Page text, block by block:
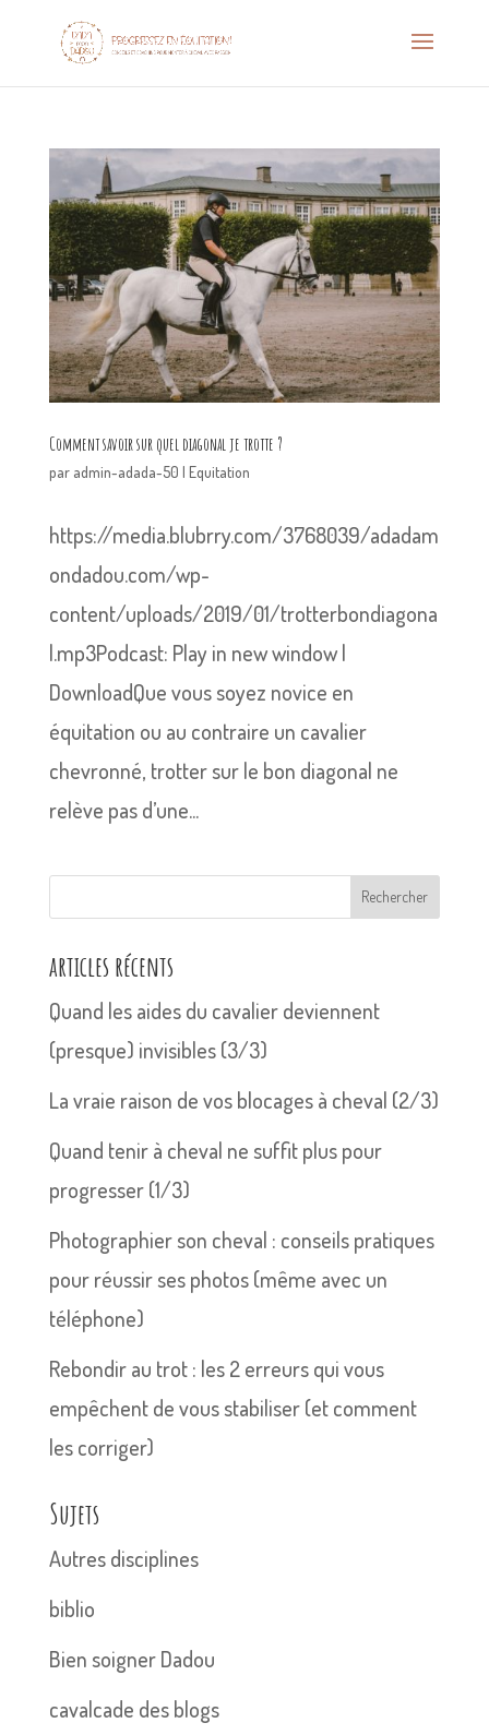
Comment savoir sur quel diagonal je trotte ?
par admin-adada-50 | Equitation
https://media.blubrry.com/3768039/adadam
ondadou.com/wp-
content/uploads/2019/01/trotterbondiagona
l.mp3Podcast: Play in new window |
DownloadQue vous soyez novice en
équitation ou au contraire un cavalier
chevronné, trotter sur le bon diagonal ne
relève pas d’une...
Rechercher
articles récents
Quand les aides du cavalier deviennent
(presque) invisibles (3/3)
La vraie raison de vos blocages à cheval (2/3)
Quand tenir à cheval ne suffit plus pour
progresser (1/3)
Photographier son cheval : conseils pratiques
pour réussir ses photos (même avec un
téléphone)
Rebondir au trot : les 2 erreurs qui vous
empêchent de vous stabiliser (et comment
les corriger)
Sujets
Autres disciplines
biblio
Bien soigner Dadou
cavalcade des blogs